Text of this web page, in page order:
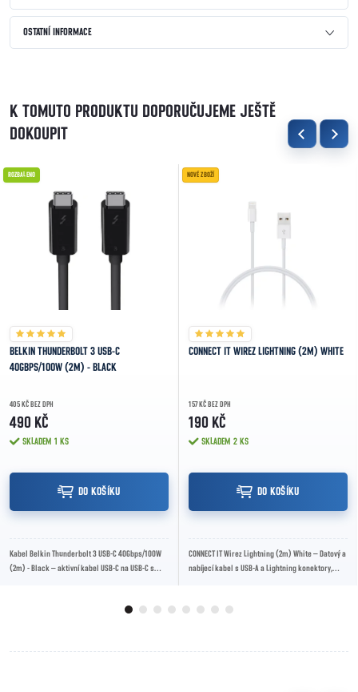
OSTATNÍ INFORMACE
K TOMUTO PRODUKTU DOPORUČUJEME JEŠTĚ
DOKOUPIT
ROZBALENO
BELKIN THUNDERBOLT 3 USB-C
40GBPS/100W (2M) - BLACK
405 KČ BEZ DPH
490 KČ
SKLADEM 1 KS
DO KOŠÍKU
Kabel Belkin Thunderbolt 3 USB-C 40Gbps/100W
(2m) - Black – aktivní kabel USB-C na USB-C s
NOVÉ ZBOŽÍ
CONNECT IT WIREZ LIGHTNING (2M) WHITE
157 KČ BEZ DPH
190 KČ
SKLADEM 2 KS
DO KOŠÍKU
CONNECT IT Wirez Lightning (2m) White – Datový a
nabíjecí kabel s USB-A a Lightning konektory,